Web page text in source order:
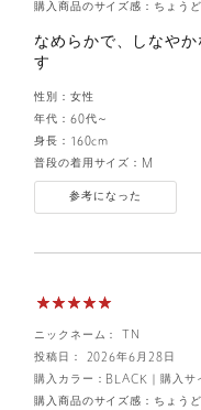
購入商品のサイズ感： ちょう
なめらかで、しなや
す
性別： 女性
年代： 60代～
身長： 160cm
普段の着用サイズ： M
参考になった
ニックネーム： TN
投稿日： 2026年6月28日
購入サ
購入カラー：BLACK
購入商品のサイズ感： ちょう